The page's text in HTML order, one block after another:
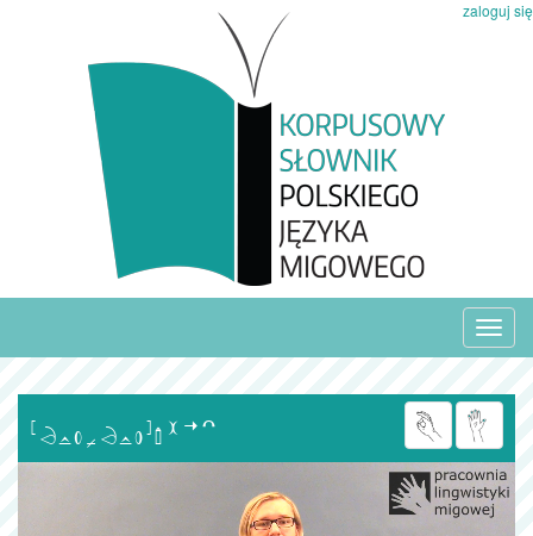
zaloguj się
